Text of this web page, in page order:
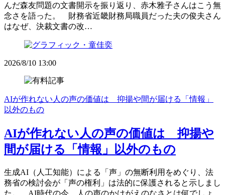
んだ森友問題の文書開示を振り返り、赤木雅子さんはこう無
念さを語った。 財務省近畿財務局職員だった夫の俊夫さん
はなぜ、決裁文書の改…
2026/8/10 13:00
AIが作れない人の声の価値は 抑揚や間が届ける「情報」
以外のもの
AIが作れない人の声の価値は 抑揚や
間が届ける「情報」以外のもの
生成AI（人工知能）による「声」の無断利用をめぐり、法
務省の検討会が「声の権利」は法的に保護されると示しまし